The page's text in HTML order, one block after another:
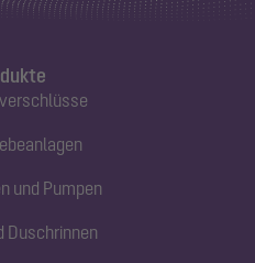
und Pumpen
Duschrinnen